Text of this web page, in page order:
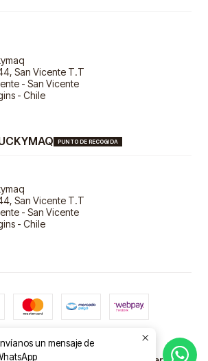
San Vicente T.T
- San Vicente
- Chile
PUNTO DE RECOGIDA
San Vicente T.T
- San Vicente
- Chile
SpA.
un mensaje de